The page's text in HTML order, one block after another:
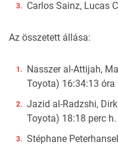
Carlos Sainz, Lucas
Az összetett állása:
Nasszer al-Attijah,
Toyota) 16:34:13 óra
Jazid al-Radzshi,
Toyota) 18:18 perc h.
Stéphane